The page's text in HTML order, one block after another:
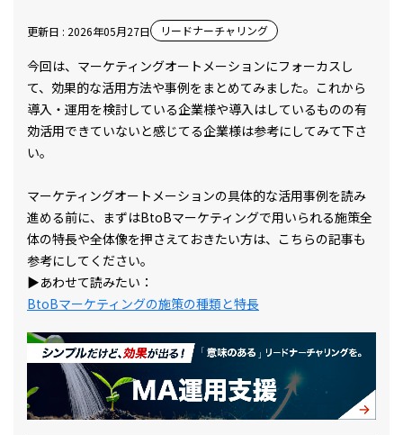
更新日 : 2026年05月27日 リードナーチャリング
今回は、マーケティングオートメーションにフォーカスし
て、効果的な活用方法や事例をまとめてみました。これから
導入・運用を検討している企業様や導入はしているものの有
効活用できていないと感じてる企業様は参考にしてみて下さ
い。
マーケティングオートメーションの具体的な活用事例を読み
進める前に、まずはBtoBマーケティングで用いられる施策全
体の特長や全体像を押さえておきたい方は、こちらの記事も
参考にしてください。
▶あわせて読みたい：
BtoBマーケティングの施策の種類と特長